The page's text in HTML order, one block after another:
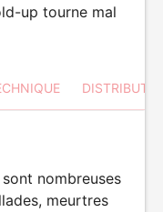
up tourne mal
nombreuses
meurtres